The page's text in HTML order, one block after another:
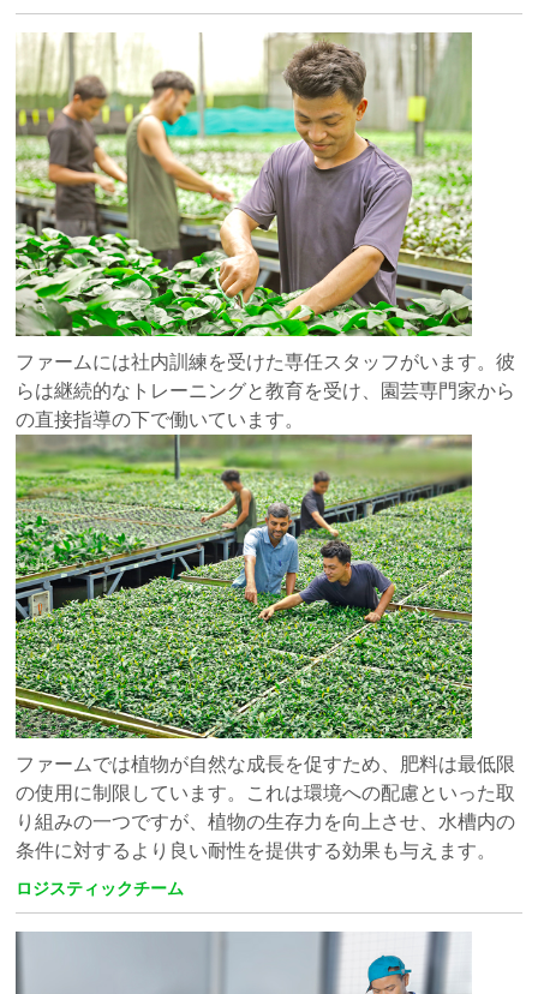
ファームには社内訓練を受けた専任スタッフがいます。彼
らは継続的なトレーニングと教育を受け、園芸専門家から
の直接指導の下で働いています。
ファームでは植物が自然な成長を促すため、肥料は最低限
の使用に制限しています。これは環境への配慮といった取
り組みの一つですが、植物の生存力を向上させ、水槽内の
条件に対するより良い耐性を提供する効果も与えます。
ロジスティックチーム